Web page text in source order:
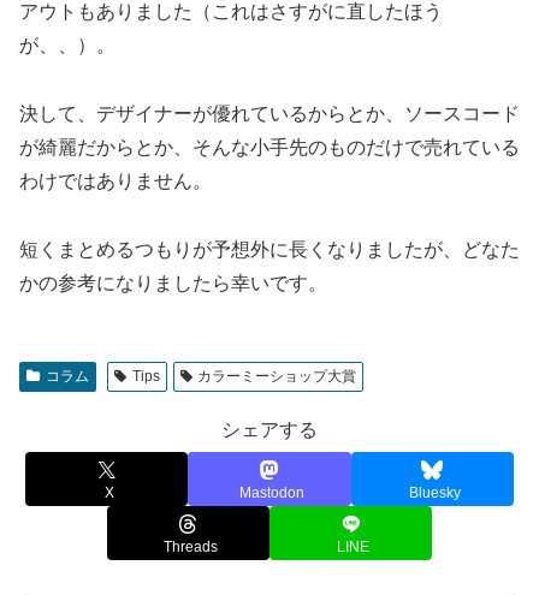
アウトもありました（これはさすがに直したほう
が、、）。
決して、デザイナーが優れているからとか、ソースコード
が綺麗だからとか、そんな小手先のものだけで売れている
わけではありません。
短くまとめるつもりが予想外に長くなりましたが、どなた
かの参考になりましたら幸いです。
コラム Tips カラーミーショップ大賞
シェアする
X Mastodon Bluesky
Threads LINE